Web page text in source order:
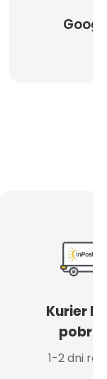
Kurier
1-2 dni